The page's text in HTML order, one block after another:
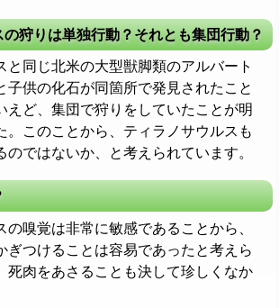
狩りは単独行動？それとも集団行動？
と同じ北米の大型獣脚類のアルバート
子供の化石が同箇所で発見されたこと
えど、集団で狩りをしていたことが明
。このことから、ティラノサウルスも
のではないか、と考えられています。
の嗅覚は非常に敏感であることから、
ぎつけることは容易であったと考えら
死肉をあさることも決して珍しくなか